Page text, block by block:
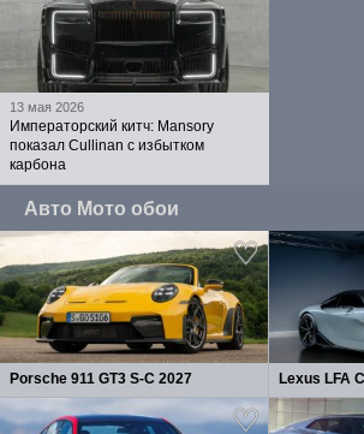
13 мая 2026
Императорский китч: Mansory
показал Cullinan с избытком
карбона
Авто Мото обои
Porsche 911 GT3 S-C 2027 Lexus LFA